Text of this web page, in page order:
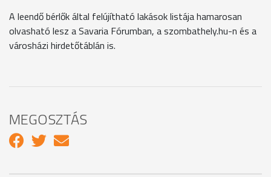
A leendő bérlők által felújítható lakások listája hamarosan
olvasható lesz a Savaria Fórumban, a szombathely.hu-n és a
városházi hirdetőtáblán is.
MEGOSZTÁS